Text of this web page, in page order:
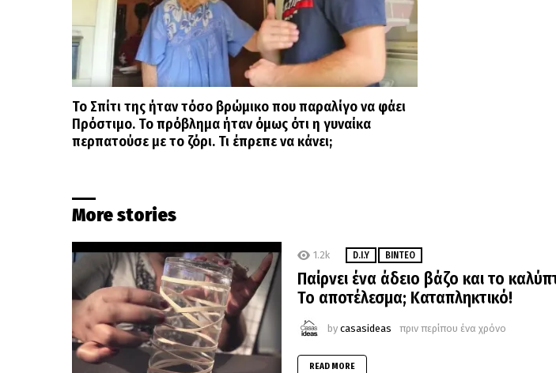
Το Σπίτι της ήταν τόσο βρώμικο που παραλίγο να φάει
Πρόστιμο. Το πρόβλημα ήταν όμως ότι η γυναίκα
περπατούσε με το ζόρι. Τι έπρεπε να κάνει;
More stories
1.2k D.I.Y ΒΊΝΤΕΟ
Παίρνει ένα άδειο βάζο και το
Το αποτέλεσμα; Καταπληκτικό!
by casasideas πριν περίπου ένα χρόνο
READ MORE